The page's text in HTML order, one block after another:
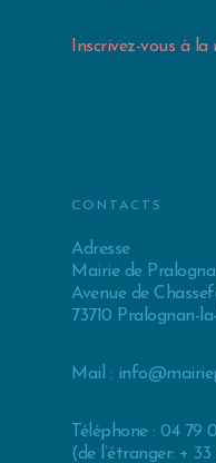
Inscrivez-vous à
CONTACTS
Adresse
Mairie de
Avenue de
73710 Pralognan-
Mail :
Téléphone : 04 79
(de l’étranger: +